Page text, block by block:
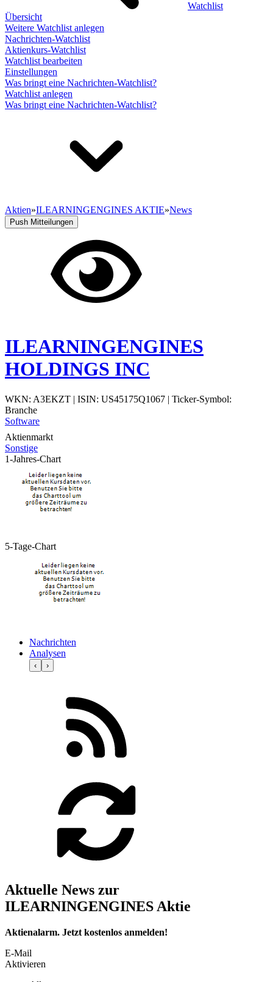
Watchlist
Übersicht
Weitere Watchlist anlegen
Nachrichten-Watchlist
Aktienkurs-Watchlist
Watchlist bearbeiten
Einstellungen
Was bringt eine Nachrichten-Watchlist?
Watchlist anlegen
Was bringt eine Nachrichten-Watchlist?
Aktien»ILEARNINGENGINES AKTIE»News
Push Mitteilungen
ILEARNINGENGINES
HOLDINGS INC
WKN: A3EKZT | ISIN: US45175Q1067 | Ticker-Symbol:
Branche
Software
Aktienmarkt
Sonstige
1-Jahres-Chart
5-Tage-Chart
Nachrichten
Analysen
‹ ›
Aktuelle News zur
ILEARNINGENGINES Aktie
Aktienalarm. Jetzt kostenlos anmelden!
E-Mail
Aktivieren